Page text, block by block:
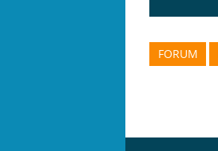
FORUM